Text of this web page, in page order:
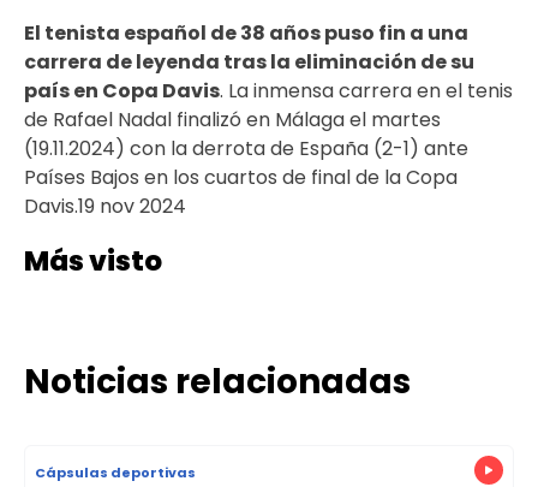
El tenista español de 38 años puso fin a una
carrera de leyenda tras la eliminación de su
país en Copa Davis. La inmensa carrera en el tenis
de Rafael Nadal finalizó en Málaga el martes
(19.11.2024) con la derrota de España (2-1) ante
Países Bajos en los cuartos de final de la Copa
Davis.19 nov 2024
Más visto
Noticias relacionadas
Cápsulas deportivas